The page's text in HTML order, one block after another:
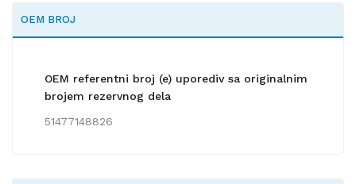
OEM BROJ
OEM referentni broj (e) uporediv sa originalnim
brojem rezervnog dela
51477148826